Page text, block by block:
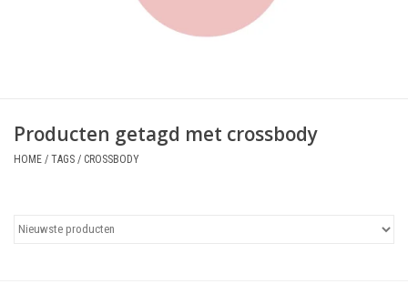
Producten getagd met crossbody
HOME / TAGS / CROSSBODY